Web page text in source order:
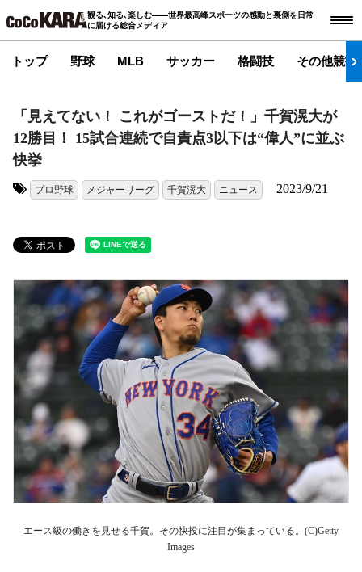
観る､知る､楽しむ――世界最高峰スポーツの感動と裏側を日常
に届ける総合メディア
トップ 野球 MLB サッカー 格闘技 その他競技
「見えてない！ これがゴーストだ！」千賀滉大が
12勝目！ 15試合連続で自責点3以下は“偉人”に並ぶ
快挙
プロ野球 メジャーリーグ 千賀滉大 ニュース 2023/9/21
エース級の働きを見せる千賀。その快投に注目が集まっている。(C)Getty
Images